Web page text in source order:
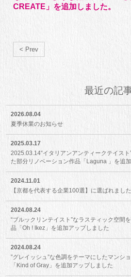
CREATE」を追加しました。
< Prev
最近の記
2026.08.04
夏季休業のお知らせ
2025.03.17
2025.03.14“イタリアンアンティークテイス
た部分リノベーション作品「Laguna 」を追
2024.11.01
【京都を代表する企業100選】に選ばれました
2024.08.24
“ブルックリンテイスト”なラスティック空間
品「Oh ! Ikez」を追加アップしました
2024.08.24
”グレイッシュ”な色調をテーマにしたマンシ
「Kind of Gray」を追加アップしました